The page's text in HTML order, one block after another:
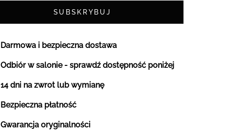
SUBSKRYBUJ
Darmowa i bezpieczna dostawa
Odbiór w salonie - sprawdź dostępność poniżej
14 dni na zwrot lub wymianę
Bezpieczna płatność
Gwarancja oryginalności